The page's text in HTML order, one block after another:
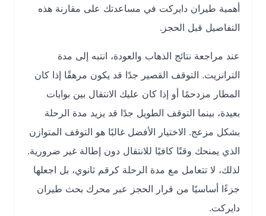
أهمية طيران دايركت في مساعدتك على مقارنة هذه
التفاصيل قبل الحجز.
عند مراجعة نتائج الذهاب والعودة، انتبه إلى مدة
الترانزيت. التوقف القصير جدًا قد يكون مرهقًا إذا كان
المطار مزدحمًا أو إذا كان عليك الانتقال بين بوابات
بعيدة، بينما التوقف الطويل جدًا قد يزيد مدة الرحلة
بشكل مزعج. الاختيار الأفضل غالبًا هو التوقف المتوازن
الذي يمنحك وقتًا كافيًا للانتقال دون إطالة غير ضرورية.
لذلك، لا تتعامل مع مدة الرحلة كرقم ثانوي، بل اجعلها
جزءًا أساسيًا من قرار الحجز عبر محرك بحث طيران
دايركت.